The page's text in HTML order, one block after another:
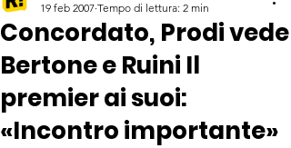
Concordato, Prodi vede
Bertone e Ruini Il
premier ai suoi:
«Incontro importante»
19 feb 2007 Tempo di lettura: 2 min